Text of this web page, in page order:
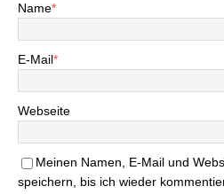
Name*
E-Mail*
Webseite
Meinen Namen, E-Mail und
speichern, bis ich wieder